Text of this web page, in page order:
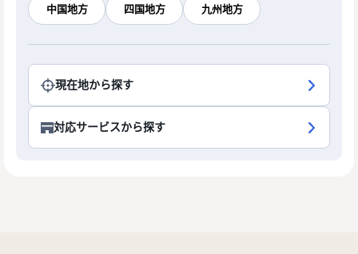
中国地方 四国地方 九州地方
現在地から探す
対応サービスから探す